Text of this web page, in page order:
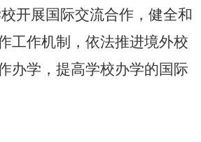
开展国际交流合作，健全和
工作机制，依法推进境外校
办学，提高学校办学的国际